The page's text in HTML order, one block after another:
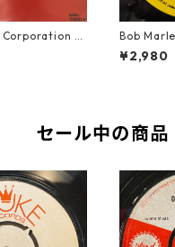
Corporation -
【7-2080
Bob
【7-20778
¥2,980
セール中の商品